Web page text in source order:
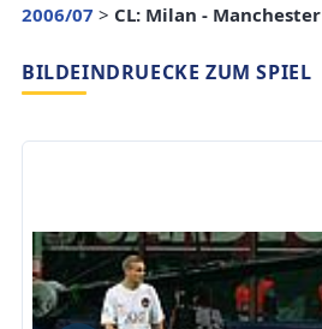
2006/07 > CL: Milan -
BILDEINDRUECKE ZUM SPIEL